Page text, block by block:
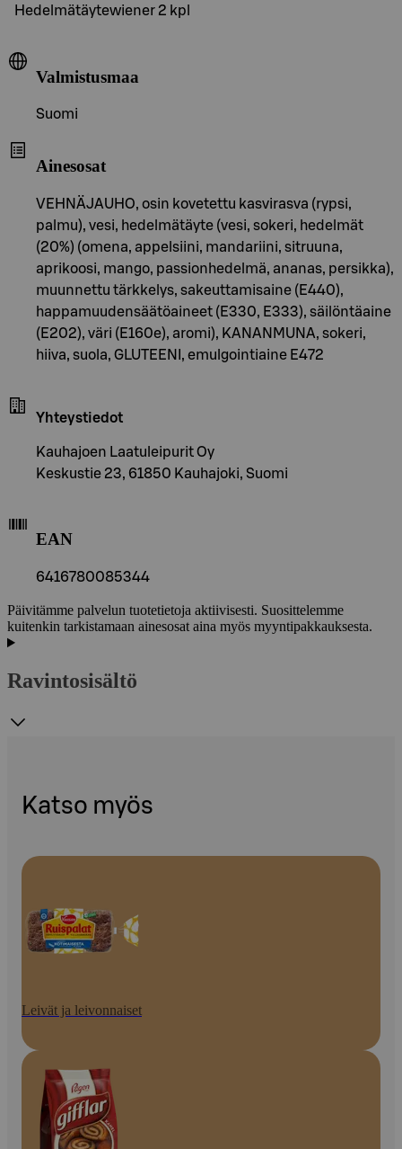
Hedelmätäytewiener 2 kpl
Valmistusmaa
Suomi
Ainesosat
VEHNÄJAUHO, osin kovetettu kasvirasva (rypsi,
palmu), vesi, hedelmätäyte (vesi, sokeri, hedelmät
(20%) (omena, appelsiini, mandariini, sitruuna,
aprikoosi, mango, passionhedelmä, ananas, persikka),
muunnettu tärkkelys, sakeuttamisaine (E440),
happamuudensäätöaineet (E330, E333), säilöntäaine
(E202), väri (E160e), aromi), KANANMUNA, sokeri,
hiiva, suola, GLUTEENI, emulgointiaine E472
Yhteystiedot
Kauhajoen Laatuleipurit Oy
Keskustie 23, 61850 Kauhajoki, Suomi
EAN
6416780085344
Päivitämme palvelun tuotetietoja aktiivisesti. Suosittelemme
kuitenkin tarkistamaan ainesosat aina myös myyntipakkauksesta.
Ravintosisältö
Katso myös
Leivät ja leivonnaiset